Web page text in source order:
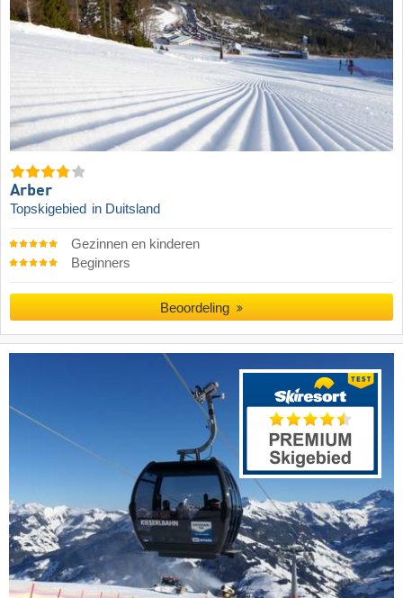
Arber
Topskigebied in Duitsland
Gezinnen en kinderen
Beginners
Beoordeling